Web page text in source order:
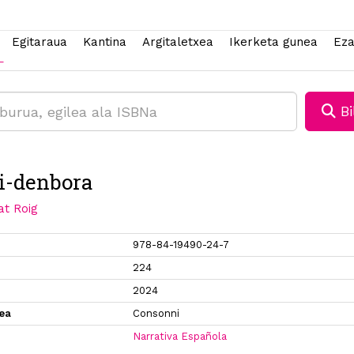
Egitaraua Kantina Argitaletxea Ikerketa gunea
denbora
Roig
978-84-19490-24-7
224
2024
Consonni
Narrativa Española